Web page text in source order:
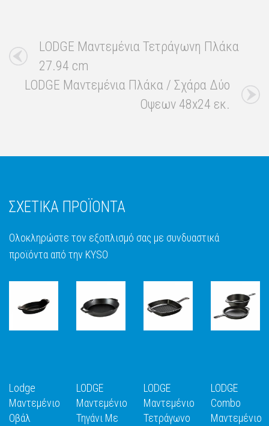
LODGE Μαντεμένια Τετράγωνη Πλάκα
27.94 cm
LODGE Μαντεμένια Πλάκα / Σχάρα Δύο
Οψεων 48x24 εκ.
ΣΧΕΤΙΚΑ ΠΡΟΪΟΝΤΑ
Ολοκληρώστε τον εξοπλισμό σας με συνδυαστικά
προϊόντα από την KYSO
Lodge
Μαντεμένιο
Οβάλ
LODGE
Μαντεμένιο
Τηγάνι Με
LODGE
Μαντεμένιο
Τετράγωνο
LODGE
Combo
Μαντεμένιο